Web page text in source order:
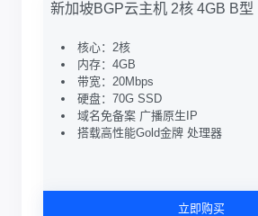
新加坡BGP云主机 2核 4GB B型
核心：2核
内存：4GB
带宽：20Mbps
硬盘：70G SSD
域名免备案 广播原生IP
搭载高性能Gold金牌 处理器
立即购买